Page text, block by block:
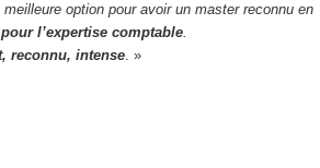
option pour avoir un master reconnu en
l’expertise comptable.
reconnu, intense. »